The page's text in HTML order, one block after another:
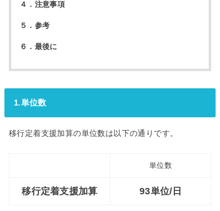
４．注意事項
５．参考
６．最後に
1.単位数
移行定着支援加算の単位数は以下の通りです。
単位数
移行定着支援加算 93単位/日